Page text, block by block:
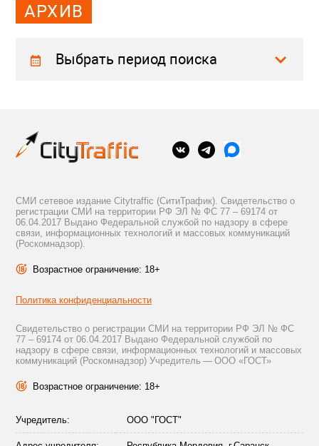
АРХИВ
Выбрать период поиска
СМИ сетевое издание Citytraffic (СитиТрафик). Свидетельство о
регистрации СМИ на территории РФ ЭЛ № ФС 77 – 69174 от
06.04.2017 Выдано Федеральной службой по надзору в сфере
связи, информационных технологий и массовых коммуникаций
(Роскомнадзор).
Возрастное ограничение: 18+
Политика конфиденциальности
Свидетельство о регистрации СМИ на территории РФ ЭЛ № ФС
77 – 69174 от 06.04.2017 Выдано Федеральной службой по
надзору в сфере связи, информационных технологий и массовых
коммуникаций (Роскомнадзор) Учредитель — ООО «ГОСТ»
Возрастное ограничение: 18+
Учредитель: ООО "ГОСТ"